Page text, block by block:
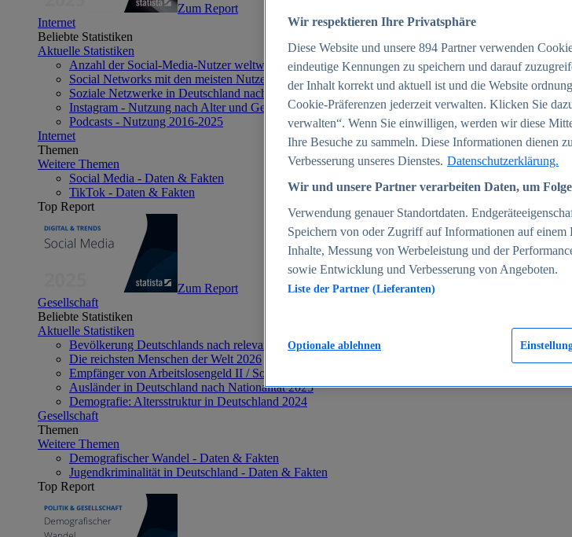
Zum Report
Internet
Beliebte Statistiken
Aktuelle Statistiken
Anzahl der Social-Media-Nutzer weltweit 2012-2025
Social Networks mit den meisten Nutzern weltweit 2025
Soziale Netzwerke in Deutschland nach Generationen 2025
Instagram - Nutzung nach Alter und Geschlecht in Deutschland 2025
Podcasts - Nutzung 2016-2025
Internet
Themen
Weitere Themen
Social Media - Daten & Fakten
TikTok - Daten & Fakten
Top Report
Zum Report
Gesellschaft
Beliebte Statistiken
Aktuelle Statistiken
Bevölkerung Deutschlands nach relevanten Altersgruppen 2024
Die reichsten Menschen der Welt 2026
Empfänger von Arbeitslosengeld II / Sozialgeld / Bürgergeld in Deutschland 2005-2025
Ausländer in Deutschland nach Nationalität 2025
Demografie: Altersstruktur in Deutschland 2024
Gesellschaft
Themen
Weitere Themen
Demografischer Wandel - Daten & Fakten
Jugendkriminalität in Deutschland - Daten & Fakten
Top Report
Wir respektieren Ihre Privatsphäre
Diese Website und unsere 894 Partner verwenden
eindeutige Kennungen zu speichern und darauf
der Inhalt korrekt und aktuell ist und die Website
Cookie-Präferenzen jederzeit verwalten. Klicken Sie
verwalten“. Wenn Sie einwilligen, werden wir diese
Ihre Besuche zu sammeln. Diese Informationen dienen
Verbesserung unseres Dienstes. Datenschutzerklärung.
Wir und unsere Partner verarbeiten Daten, um
Verwendung genauer Standortdaten.
Speichern von oder Zugriff auf Informationen auf einem
Inhalte, Messung von Werbeleistung und der
sowie Entwicklung und Verbesserung von Angeboten.
Liste der Partner (Lieferanten)
Optionale ablehnen